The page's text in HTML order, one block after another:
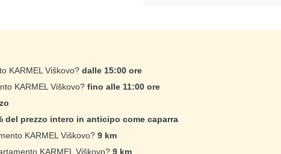
KARMEL Viškovo? dalle 15:00 ore
KARMEL Viškovo? fino alle 11:00 ore
del prezzo intero in anticipo come caparra
KARMEL Viškovo? 9 km
KARMEL Viškovo? 9 km